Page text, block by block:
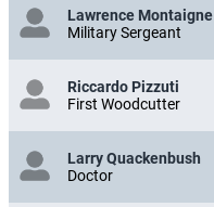
Lawrence Montaigne
Military Sergeant
Riccardo Pizzuti
First Woodcutter
Larry Quackenbush
Doctor